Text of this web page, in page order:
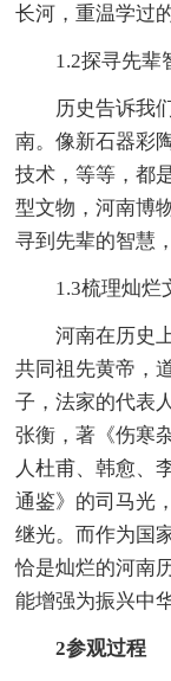
长河，重温学过
1.2探寻先辈
历史告诉我们
南。像新石器彩
技术，等等，都
型文物，河南博
寻到先辈的智慧
1.3梳理灿烂
河南在历史上
共同祖先黄帝，
子，法家的代表
张衡，著《伤寒
人杜甫、韩愈、
通鉴》的司马光
继光。而作为国
恰是灿烂的河南
能增强为振兴中
2参观过程